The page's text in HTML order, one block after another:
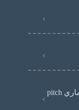
خدمة إعداد العرض (الملف) الاستثماري pitch